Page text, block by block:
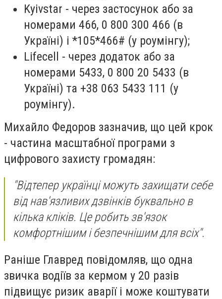
Kyivstar - через застосунок або за
номерами 466, 0 800 300 466 (в
Україні) і *105*466# (у роумінгу);
Lifecell - через додаток або за
номерами 5433, 0 800 20 5433 (в
Україні) та +38 063 5433 111 (у
роумінгу).
Михайло Федоров зазначив, що цей крок
- частина масштабної програми з
цифрового захисту громадян:
"Відтепер українці можуть захищати себе
від нав'язливих дзвінків буквально в
кілька кліків. Це робить зв'язок
комфортнішим і безпечнішим для всіх".
Раніше Главред повідомляв, що одна
звичка водіїв за кермом у 20 разів
підвищує ризик аварії і може коштувати